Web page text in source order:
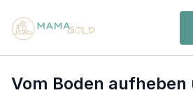
Vom Boden aufheben